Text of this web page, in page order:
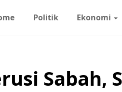
Politik Ekonomi
Sabah,